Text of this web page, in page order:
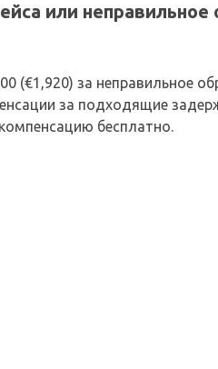
или неправильное
(€1,920) за неправильное
за подходящие
бесплатно.